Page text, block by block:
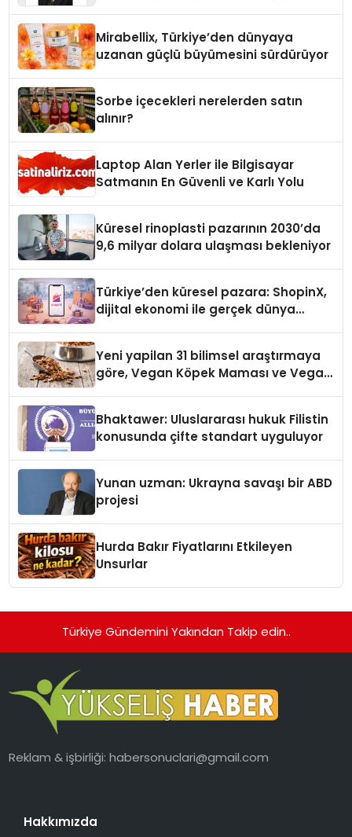
Mirabellix, Türkiye’den dünyaya
uzanan güçlü büyümesini sürdürüyor
Sorbe içecekleri nerelerden satın
alınır?
Laptop Alan Yerler ile Bilgisayar
Satmanın En Güvenli ve Karlı Yolu
Küresel rinoplasti pazarının 2030’da
9,6 milyar dolara ulaşması bekleniyor
Türkiye’den küresel pazara: ShopinX,
dijital ekonomi ile gerçek dünya
Yeni yapilan 31 bilimsel araştırmaya
göre, Vegan Köpek Maması ve Vegan
Bhaktawer: Uluslararası hukuk Filistin
konusunda çifte standart uyguluyor
Yunan uzman: Ukrayna savaşı bir ABD
projesi
Hurda Bakır Fiyatlarını Etkileyen
Unsurlar
Türkiye Gündemini Yakından Takip edin..
Reklam & işbirliği:habersonuclari@gmail.com
Hakkımızda